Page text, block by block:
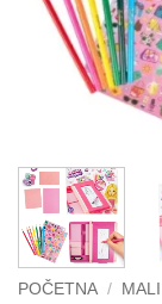
POČETNA /